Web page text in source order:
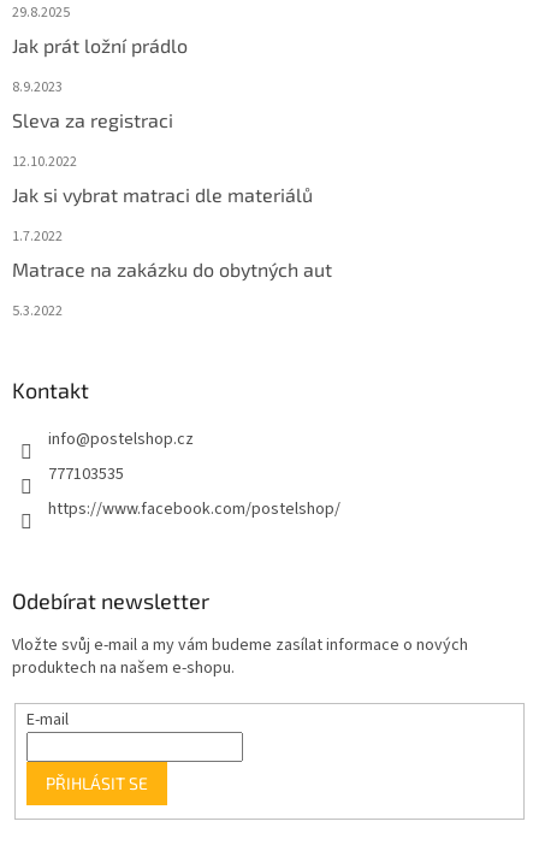
29.8.2025
Jak prát ložní prádlo
8.9.2023
Sleva za registraci
12.10.2022
Jak si vybrat matraci dle materiálů
1.7.2022
Matrace na zakázku do obytných aut
5.3.2022
Kontakt
info@postelshop.cz
777103535
https://www.facebook.com/postelshop/
Odebírat newsletter
Vložte svůj e-mail a my vám budeme zasílat informace o nových
produktech na našem e-shopu.
E-mail
PŘIHLÁSIT SE